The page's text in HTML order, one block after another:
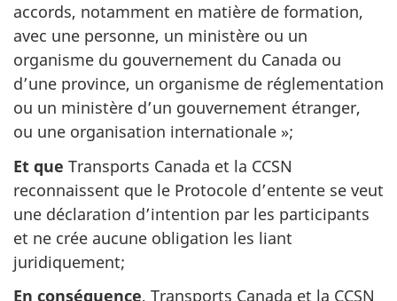
accords, notamment en matière de formation,
avec une personne, un ministère ou un
organisme du gouvernement du Canada ou
d’une province, un organisme de réglementation
ou un ministère d’un gouvernement étranger,
ou une organisation internationale »;
Et que Transports Canada et la CCSN
reconnaissent que le Protocole d’entente se veut
une déclaration d’intention par les participants
et ne crée aucune obligation les liant
juridiquement;
En conséquence, Transports Canada et la CCSN